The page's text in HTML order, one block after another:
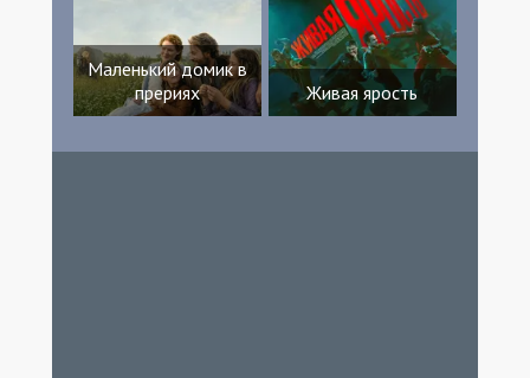
Маленький домик в
прериях
Живая ярость